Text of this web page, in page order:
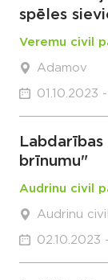
spēles
Veremu civil
Adamov
01.10.2023
brīnumu"
Audrinu civil
Audrinu
02.10.2023